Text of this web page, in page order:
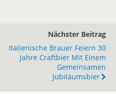
Nächster Beitrag
Italienische Brauer Feiern 30
Jahre Craftbier Mit Einem
Gemeinsamen
Jubiläumsbier